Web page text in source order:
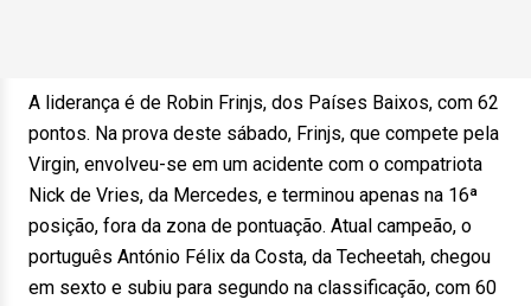
A liderança é de Robin Frinjs, dos Países Baixos, com 62
pontos. Na prova deste sábado, Frinjs, que compete pela
Virgin, envolveu-se em um acidente com o compatriota
Nick de Vries, da Mercedes, e terminou apenas na 16ª
posição, fora da zona de pontuação. Atual campeão, o
português António Félix da Costa, da Techeetah, chegou
em sexto e subiu para segundo na classificação, com 60